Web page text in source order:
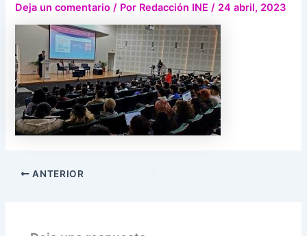
Deja un comentario / Por Redacción INE/ 24 abril, 2023
ANTERIOR